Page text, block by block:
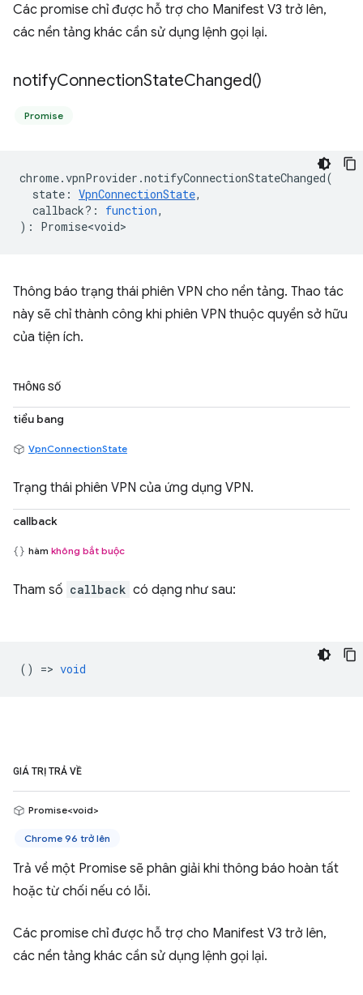
Các promise chỉ được hỗ trợ cho Manifest V3 trở lên,
các nền tảng khác cần sử dụng lệnh gọi lại.
notifyConnectionStateChanged()
Promise
chrome.vpnProvider .notifyConnectionStateChanged(
state : VpnConnectionState,
callback? : function,
) : Promise<void>
Thông báo trạng thái phiên VPN cho nền tảng. Thao tác
này sẽ chỉ thành công khi phiên VPN thuộc quyền sở hữu
của tiện ích.
THÔNG SỐ
tiểu bang
VpnConnectionState
Trạng thái phiên VPN của ứng dụng VPN.
callback
hàm không bắt buộc
Tham số callback có dạng như sau:
() => void
GIÁ TRỊ TRẢ VỀ
Promise<void>
Chrome 96 trở lên
Trả về một Promise sẽ phân giải khi thông báo hoàn tất
hoặc từ chối nếu có lỗi.
Các promise chỉ được hỗ trợ cho Manifest V3 trở lên,
các nền tảng khác cần sử dụng lệnh gọi lại.